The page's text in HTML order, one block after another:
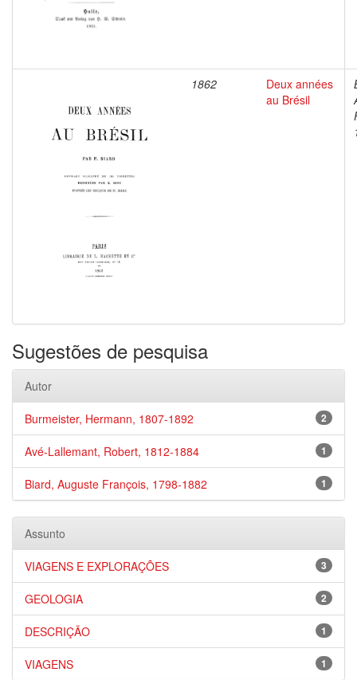
1862
Deux années
au Brésil
Sugestões de pesquisa
Autor
2
Burmeister, Hermann, 1807-1892
1
Avé-Lallemant, Robert, 1812-1884
1
Biard, Auguste François, 1798-1882
Assunto
3
VIAGENS E EXPLORAÇÕES
2
GEOLOGIA
1
DESCRIÇÃO
1
VIAGENS